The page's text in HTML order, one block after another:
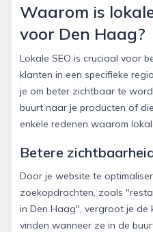
Waarom is
voor Den Haag?
Lokale SEO is cruciaal voor
klanten in een specifieke
je om beter zichtbaar te
buurt naar je producten of
enkele redenen waarom
Betere
Door je website te
zoekopdrachten, zoals
in Den Haag", vergroot je de
vinden wanneer ze in de